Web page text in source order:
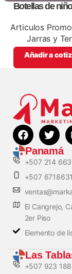
Botellas de
Articulos
Jarras y
Añadir a
Panamá
+507 214
+507
El Cangrejo,
2er Piso
Elemento de
Las
+507 923